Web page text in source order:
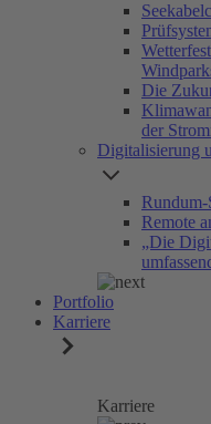
Die
der
Digitalisierung
Remote
„Die
Portfolio
Karriere
Karriere